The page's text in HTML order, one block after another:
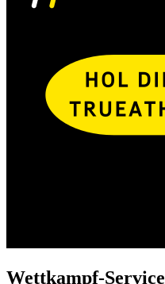
Wettkampf-Service